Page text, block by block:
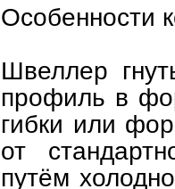
Особенности
Швеллер
профиль в
гибки или
от
путём